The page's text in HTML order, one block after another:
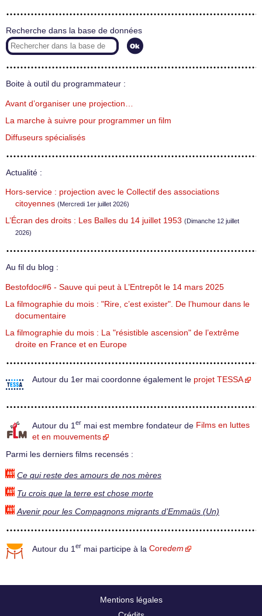
Recherche dans la base de données
Boite à outil du programmateur :
Avant d’organiser une projection…
La marche à suivre pour programmer un film
Diffuseurs spécialisés
Actualité :
Hors-service : projection avec le Collectif des associations
citoyennes (Mercredi 1er juillet 2026)
L’Écran des droits : Les Balles du 14 juillet 1953 (Dimanche 12 juillet
2026)
Au fil du blog :
Bestofdoc#6 - Sauve qui peut à L’Entrepôt le 14 mars 2025
La filmographie du mois : "Rire, c’est exister". De l’humour dans le
documentaire
La filmographie du mois : La "résistible ascension" de l’extrême
droite en France et en Europe
Autour du 1er mai coordonne également le projet TESSA
Autour du 1 er mai est membre fondateur de Films en luttes
et en mouvements
Parmi les derniers films recensés :
Ce qui reste des amours de nos mères
Tu crois que la terre est chose morte
Avenir pour les Compagnons migrants d’Emmaüs (Un)
Autour du 1 er mai participe à la Coredem
Mentions légales